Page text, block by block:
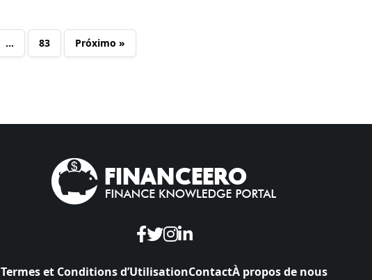
… 83 Próximo »
Termes et Conditions d’UtilisationContactÀ propos de nous